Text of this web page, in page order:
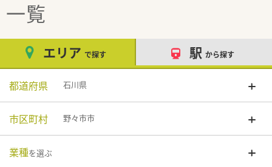
一覧
エリア で探す 駅 から探す
都道府県 石川県
市区町村 野々市市
業種を選ぶ